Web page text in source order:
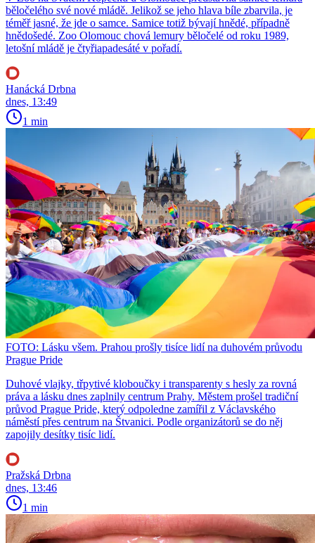
běločelého své nové mládě. Jelikož se jeho hlava bíle zbarvila, je
téměř jasné, že jde o samce. Samice totiž bývají hnědé, případně
hnědošedé. Zoo Olomouc chová lemury běločelé od roku 1989,
letošní mládě je čtyřiapadesáté v pořadí.
Hanácká Drbna
dnes, 13:49
1 min
FOTO: Lásku všem. Prahou prošly tisíce lidí na duhovém průvodu
Prague Pride
Duhové vlajky, třpytivé kloboučky i transparenty s hesly za rovná
práva a lásku dnes zaplnily centrum Prahy. Městem prošel tradiční
průvod Prague Pride, který odpoledne zamířil z Václavského
náměstí přes centrum na Štvanici. Podle organizátorů se do něj
zapojily desítky tisíc lidí.
Pražská Drbna
dnes, 13:46
1 min